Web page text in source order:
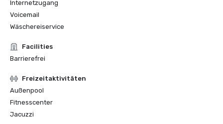
Internetzugang
Voicemail
Wäschereiservice
Facilities
Barrierefrei
Freizeitaktivitäten
Außenpool
Fitnesscenter
Jacuzzi